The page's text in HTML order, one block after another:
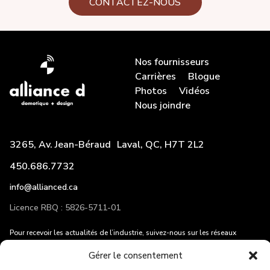
Gérer le consentement
Nos fournisseurs
Carrières
Blogue
Photos
Vidéos
Nous joindre
3265, Av. Jean-Béraud Laval, QC, H7T 2L2
450.686.7732
info@allianced.ca
Licence RBQ : 5826-5711-01
Pour recevoir les actualités de l’industrie, suivez-nous sur les réseaux